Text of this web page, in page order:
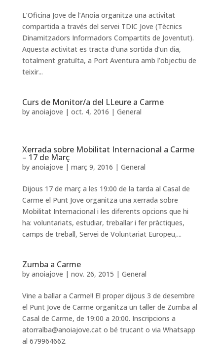
L’Oficina Jove de l’Anoia organitza una activitat
compartida a través del servei TDIC Jove (Tècnics
Dinamitzadors Informadors Compartits de Joventut).
Aquesta activitat es tracta d’una sortida d’un dia,
totalment gratuïta, a Port Aventura amb l’objectiu de
teixir...
Curs de Monitor/a del LLeure a Carme
by anoiajove | oct. 4, 2016 | General
Xerrada sobre Mobilitat Internacional a Carme
– 17 de Març
by anoiajove | març 9, 2016 | General
Dijous 17 de març a les 19:00 de la tarda al Casal de
Carme el Punt Jove organitza una xerrada sobre
Mobilitat Internacional i les diferents opcions que hi
ha: voluntariats, estudiar, treballar i fer pràctiques,
camps de treball, Servei de Voluntariat Europeu,...
Zumba a Carme
by anoiajove | nov. 26, 2015 | General
Vine a ballar a Carme!! El proper dijous 3 de desembre
el Punt Jove de Carme organitza un taller de Zumba al
Casal de Carme, de 19:00 a 20:00. Inscripcions a
atorralba@anoiajove.cat o bé trucant o via Whatsapp
al 679964662.